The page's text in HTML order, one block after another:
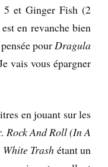
5 et Ginger Fish (2
en revanche bien
pour Dragula
vais vous épargner
en jouant sur les
Rock And Roll (In A
White Trash étant un